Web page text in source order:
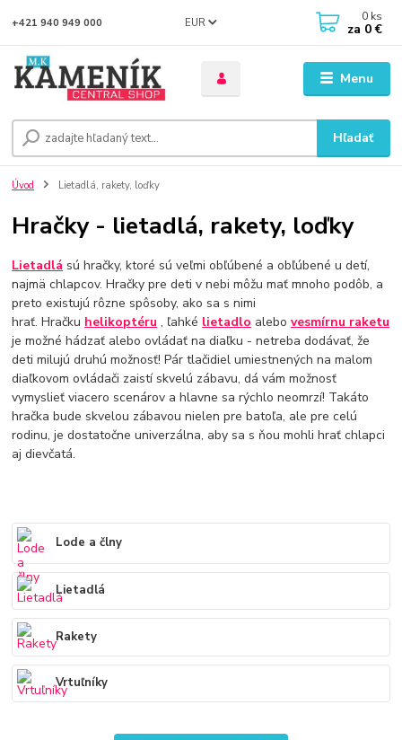
Menu
EUR
Hľadať
+421 940 949 000 0 ks
za 0 €
Úvod Lietadlá, rakety, loďky
Hračky - lietadlá, rakety, loďky
Lietadlá sú hračky, ktoré sú veľmi obľúbené a obľúbené u detí,
najmä chlapcov. Hračky pre deti v nebi môžu mať mnoho podôb, a
preto existujú rôzne spôsoby, ako sa s nimi
hrať. Hračku helikoptéru , ľahké lietadlo alebovesmírnu raketu
je možné hádzať alebo ovládať na diaľku - netreba dodávať, že
deti milujú druhú možnosť! Pár tlačidiel umiestnených na malom
diaľkovom ovládači zaistí skvelú zábavu, dá vám možnosť
vymyslieť viacero scenárov a hlavne sa rýchlo neomrzí! Takáto
hračka bude skvelou zábavou nielen pre batoľa, ale pre celú
rodinu, je dostatočne univerzálna, aby sa s ňou mohli hrať chlapci
aj dievčatá.
Lode a člny
Lietadlá
Rakety
Vrtuľníky